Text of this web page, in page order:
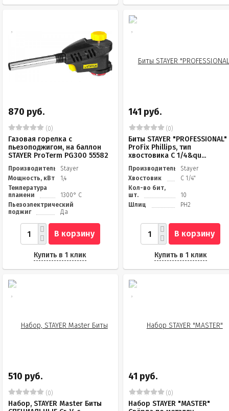
870 руб.
(0)
Газовая горелка с
пьезоподжигом, на баллон
STAYER ProTerm PG300 55582
Производитель
Stayer
Мощность, кВт
1,4
Температура
пламени
1300° C
Пьезоэлектрический
поджиг
Да
В корзину
Купить в 1 клик
141 руб.
(0)
Биты STAYER "PROFESSIONAL"
ProFix Phillips, тип
хвостовика C 1/4&qu...
Производитель
Stayer
Хвостовик
C 1/4"
Кол-во бит,
шт.
10
Шлиц
PH2
В корзину
Купить в 1 клик
510 руб.
(0)
Набор, STAYER Master Биты
41 руб.
(0)
Набор STAYER "MASTER"